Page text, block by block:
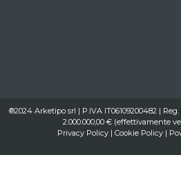
®2024 Arketipo srl | P.IVA IT06109200482 | Reg.
2.000.000,00 € (effettivamente
Privacy Policy| Cookie Policy|